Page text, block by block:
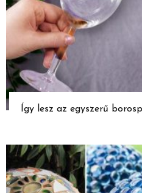
Így lesz az egyszerű